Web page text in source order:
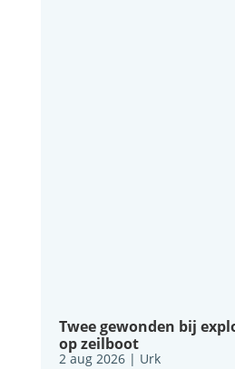
Twee gewonden bij
op zeilboot
2 aug 2026| Urk